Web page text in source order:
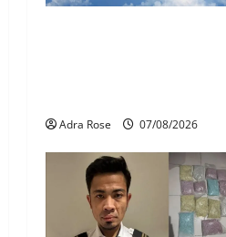
Adra Rose 07/08/2026